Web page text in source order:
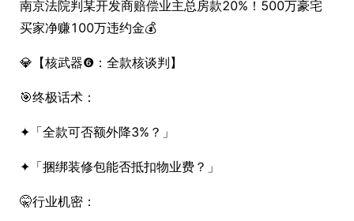
南京法院判某开发商赔偿业主总房款20%！500万豪宅
买家净赚100万违约金💰
💎【核武器❻：全款核谈判】
🎯终极话术：
✦「全款可否额外降3%？」
✦「捆绑装修包能否抵扣物业费？」
🤫行业机密：